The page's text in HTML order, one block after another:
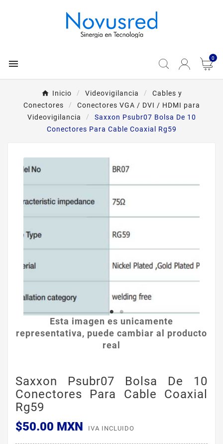
 0
Inicio Videovigilancia
Cables y
Conectores
Conectores VGA / DVI / HDMI para
Videovigilancia
Saxxon Psubr07 Bolsa De 10
Conectores Para Cable Coaxial Rg59
Esta imagen es unicamente
representativa, puede cambiar al producto
real
Saxxon Psubr07 Bolsa De 10
Conectores Para Cable Coaxial
Rg59
$50.00 MXN
IVA INCLUIDO